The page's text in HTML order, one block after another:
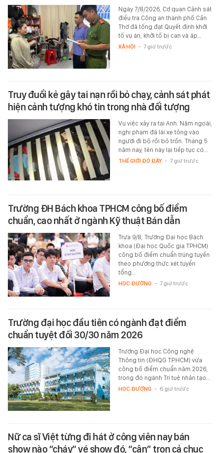
Ngày 7/8/2026, Cơ quan Cảnh sát
điều tra Công an thành phố Cần
Thơ đã tống đạt Quyết định khởi
tố vụ án, khởi tố bị can và áp…
XÃ HỘI - 7 giờ trước
Truy đuổi kẻ gây tai nạn rồi bỏ chạy, cảnh sát phát
hiện cảnh tượng khó tin trong nhà đối tượng
Vụ việc xảy ra tại Anh. Năm ngoái,
nghi phạm đã lái xe tông vào
người đi bộ rồi bỏ trốn. Tháng 5
năm nay, tên này lại tiếp tục có…
THẾ GIỚI ĐÓ ĐÂY - 7 giờ trước
Trường ĐH Bách khoa TPHCM công bố điểm
chuẩn, cao nhất ở ngành Kỹ thuật Bán dẫn
Trưa 9/8, Trường Đại học Bách
khoa (Đại học Quốc gia TPHCM)
công bố điểm chuẩn trúng tuyển
theo phương thức xét tuyển
tổng…
HỌC ĐƯỜNG - 7 giờ trước
Trường đại học đầu tiên có ngành đạt điểm
chuẩn tuyệt đối 30/30 năm 2026
Trường Đại học Công nghệ
Thông tin (ĐHQG TP.HCM) vừa
công bố điểm chuẩn năm 2026,
trong đó ngành Trí tuệ nhân tạo…
HỌC ĐƯỜNG - 6 giờ trước
Nữ ca sĩ Việt từng đi hát ở công viên nay bán
show nào “cháy” vé show đó, “cân” trọn cả chục